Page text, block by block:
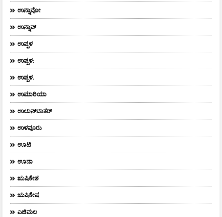
ಉನ್ನಾವೋ
ಉನ್ನಾವ್
ಉಪ್ಪಳ
ಉಪ್ಪಳ:
ಉಪ್ಪಳ.
ಉಮಾರಿಯಾ
ಉಲಾನ್‌ಬಾತರ್
ಉಳವೂರು
ಊಟಿ
ಊನಾ
ಋಷಿಕೇಶ
ಋಷಿಕೇಷ
ಎಜಿಮಲ